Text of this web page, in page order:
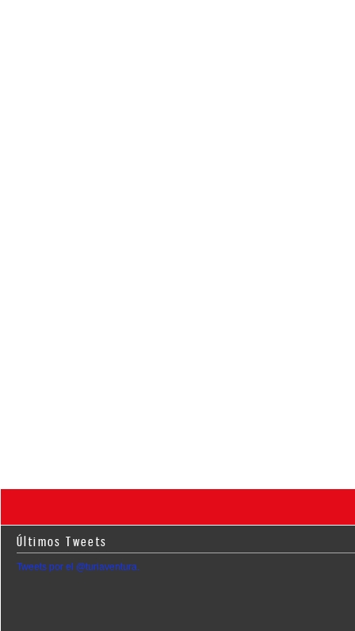
Últimos Tweets
Tweets por el @turiaventura.